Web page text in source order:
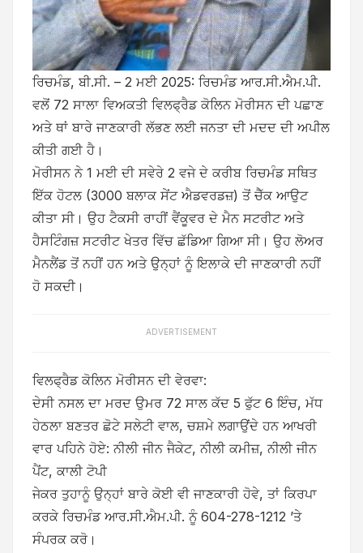
ਰਿਚਮੰਡ, ਬੀ.ਸੀ. – 2 ਮਈ 2025: ਰਿਚਮੰਡ ਆਰ.ਸੀ.ਐਮ.ਪੀ.
ਵਲੋਂ 72 ਸਾਲਾ ਵਿਅਕਤੀ ਵਿਲਫ੍ਰੈਡ ਕੋਲਿਨ ਮੋਰੀਸਨ ਦੀ ਪਛਾਣ
ਅਤੇ ਥਾਂ ਬਾਰੇ ਜਾਣਕਾਰੀ ਲੱਭਣ ਲਈ ਜਨਤਾ ਦੀ ਮਦਦ ਦੀ ਅਪੀਲ
ਕੀਤੀ ਗਈ ਹੈ।
ਮੋਰੀਸਨ ਨੇ 1 ਮਈ ਦੀ ਸਵੇਰੇ 2 ਵਜੇ ਦੇ ਕਰੀਬ ਰਿਚਮੰਡ ਸਥਿਤ
ਇੱਕ ਹੋਟਲ (3000 ਬਲਾਕ ਸੇਂਟ ਐਡਵਰਡਜ਼) ਤੋਂ ਚੈੱਕ ਆਉਟ
ਕੀਤਾ ਸੀ। ਉਹ ਟੈਕਸੀ ਰਾਹੀਂ ਵੈਂਕੂਵਰ ਦੇ ਮੈਨ ਸਟਰੀਟ ਅਤੇ
ਹੈਸਟਿੰਗਜ਼ ਸਟਰੀਟ ਖੇਤਰ ਵਿੱਚ ਛੱਡਿਆ ਗਿਆ ਸੀ। ਉਹ ਲੋਅਰ
ਮੈਨਲੈਂਡ ਤੋਂ ਨਹੀਂ ਹਨ ਅਤੇ ਉਨ੍ਹਾਂ ਨੂੰ ਇਲਾਕੇ ਦੀ ਜਾਣਕਾਰੀ ਨਹੀਂ
ਹੋ ਸਕਦੀ।
ADVERTISEMENT
ਵਿਲਫ੍ਰੈਡ ਕੋਲਿਨ ਮੋਰੀਸਨ ਦੀ ਵੇਰਵਾ:
ਦੇਸੀ ਨਸਲ ਦਾ ਮਰਦ ਉਮਰ 72 ਸਾਲ ਕੱਦ 5 ਫੁੱਟ 6 ਇੰਚ, ਮੱਧ
ਹੇਠਲਾ ਬਣਤਰ ਛੋਟੇ ਸਲੇਟੀ ਵਾਲ, ਚਸ਼ਮੇ ਲਗਾਉਂਦੇ ਹਨ ਆਖਰੀ
ਵਾਰ ਪਹਿਨੇ ਹੋਏ: ਨੀਲੀ ਜੀਨ ਜੈਕੇਟ, ਨੀਲੀ ਕਮੀਜ਼, ਨੀਲੀ ਜੀਨ
ਪੈਂਟ, ਕਾਲੀ ਟੋਪੀ
ਜੇਕਰ ਤੁਹਾਨੂੰ ਉਨ੍ਹਾਂ ਬਾਰੇ ਕੋਈ ਵੀ ਜਾਣਕਾਰੀ ਹੋਵੇ, ਤਾਂ ਕਿਰਪਾ
ਕਰਕੇ ਰਿਚਮੰਡ ਆਰ.ਸੀ.ਐਮ.ਪੀ. ਨੂੰ 604-278-1212 ’ਤੇ
ਸੰਪਰਕ ਕਰੋ।